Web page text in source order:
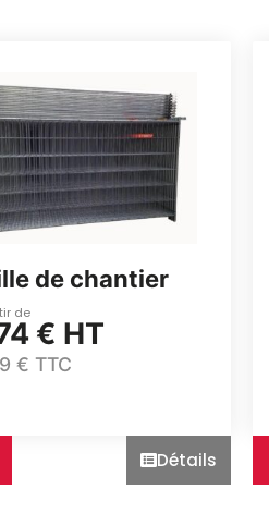
de chantier
de
€ HT
€ TTC
Détails